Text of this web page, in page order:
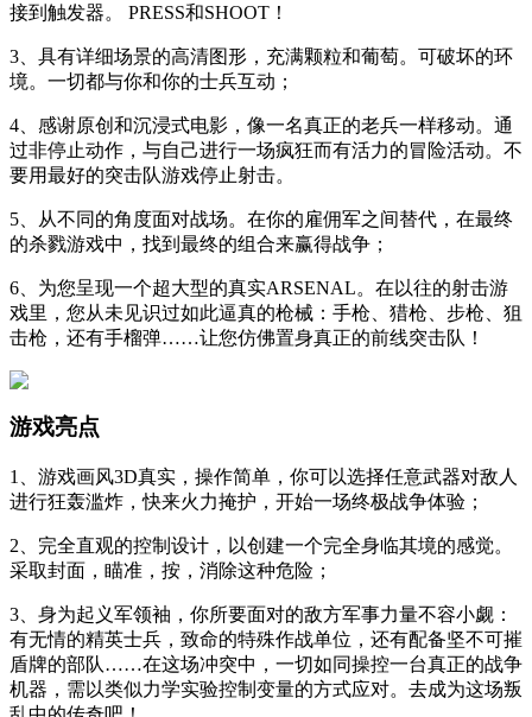
接到触发器。 PRESS和SHOOT！
3、具有详细场景的高清图形，充满颗粒和葡萄。可破坏的环
境。一切都与你和你的士兵互动；
4、感谢原创和沉浸式电影，像一名真正的老兵一样移动。通
过非停止动作，与自己进行一场疯狂而有活力的冒险活动。不
要用最好的突击队游戏停止射击。
5、从不同的角度面对战场。在你的雇佣军之间替代，在最终
的杀戮游戏中，找到最终的组合来赢得战争；
6、为您呈现一个超大型的真实ARSENAL。在以往的射击游
戏里，您从未见识过如此逼真的枪械：手枪、猎枪、步枪、狙
击枪，还有手榴弹……让您仿佛置身真正的前线突击队！
游戏亮点
1、游戏画风3D真实，操作简单，你可以选择任意武器对敌人
进行狂轰滥炸，快来火力掩护，开始一场终极战争体验；
2、完全直观的控制设计，以创建一个完全身临其境的感觉。
采取封面，瞄准，按，消除这种危险；
3、身为起义军领袖，你所要面对的敌方军事力量不容小觑：
有无情的精英士兵，致命的特殊作战单位，还有配备坚不可摧
盾牌的部队……在这场冲突中，一切如同操控一台真正的战争
机器，需以类似力学实验控制变量的方式应对。去成为这场叛